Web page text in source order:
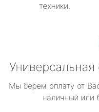
техники.
Мы берем оплату от
наличный или